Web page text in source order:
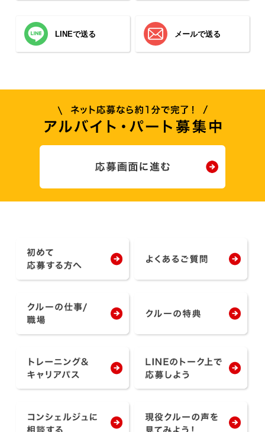
LINEで送る メールで送る